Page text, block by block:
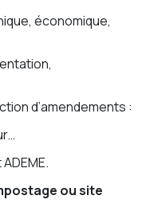
économique,
d’amendements :
ou site